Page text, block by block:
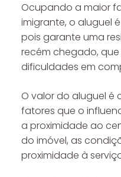
Ocupando a maior
imigrante, o aluguel
pois garante uma
recém chegado,
dificuldades em
O valor do aluguel é
fatores que o
a proximidade ao
do imóvel, as
proximidade à